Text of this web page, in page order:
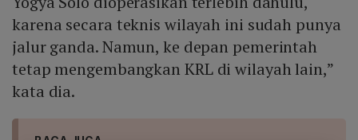
karena secara teknis wilayah ini sudah punya
jalur ganda. Namun, ke depan pemerintah
tetap mengembangkan KRL di wilayah lain,”
kata dia.